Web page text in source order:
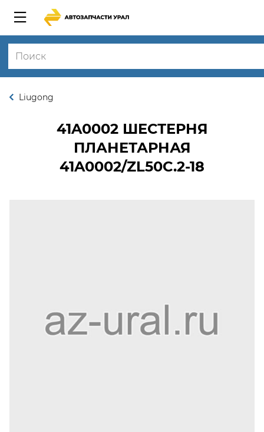
Liugong
41A0002ШЕСТЕРНЯ
ПЛАНЕТАРНАЯ
41A0002/ZL50C.2-18